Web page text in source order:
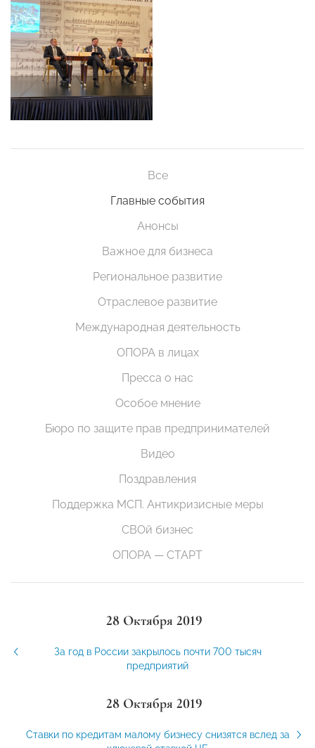
Все
Главные события
Анонсы
Важное для бизнеса
Региональное развитие
Отраслевое развитие
Международная деятельность
ОПОРА в лицах
Пресса о нас
Особое мнение
Бюро по защите прав предпринимателей
Видео
Поздравления
Поддержка МСП. Антикризисные меры
СВОй бизнес
ОПОРА — СТАРТ
28 Октября 2019
За год в России закрылось почти 700 тысяч
предприятий
28 Октября 2019
Ставки по кредитам малому бизнесу снизятся вслед за